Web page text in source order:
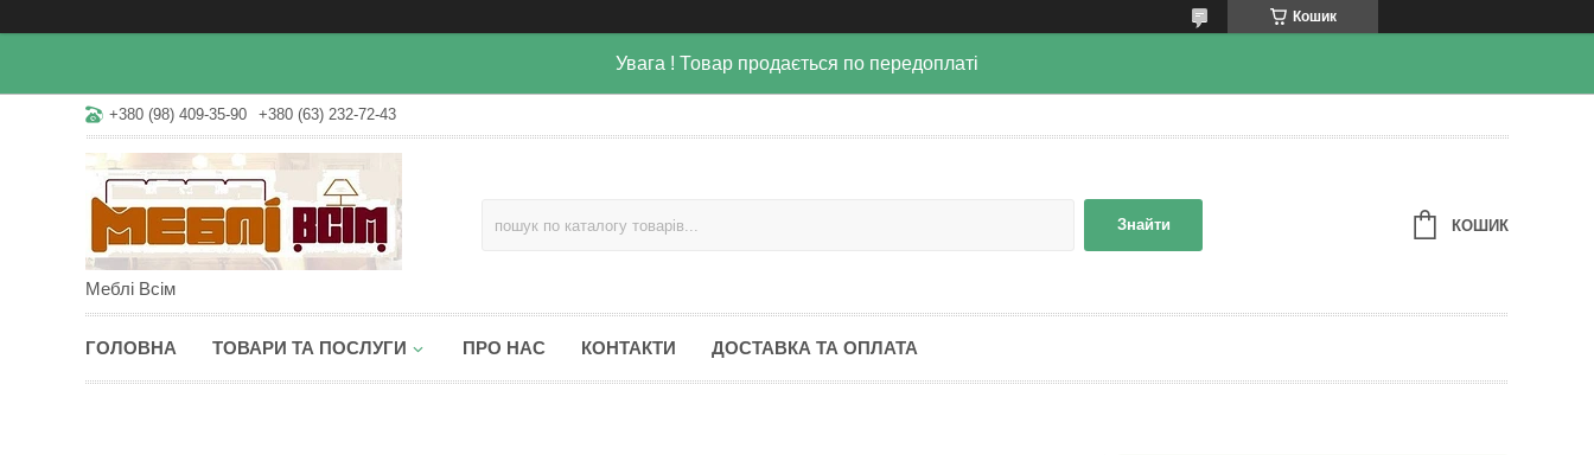
Кошик
Увага ! Товар продається по передоплаті
+380 (98) 409-35-90 +380 (63) 232-72-43
Меблі Всім
Знайти КОШИК
ГОЛОВНА ТОВАРИ ТА ПОСЛУГИ ПРО НАС КОНТАКТИ ДОСТАВКА ТА ОПЛАТА